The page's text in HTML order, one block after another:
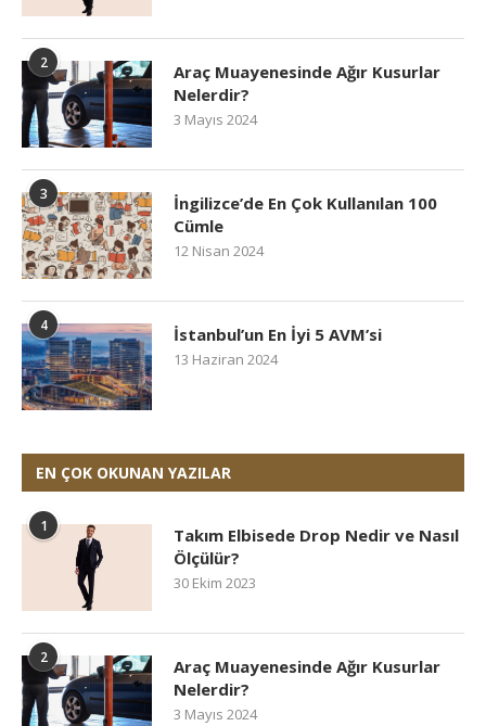
2
Araç Muayenesinde Ağır Kusurlar
Nelerdir?
3 Mayıs 2024
3
İngilizce’de En Çok Kullanılan 100
Cümle
12 Nisan 2024
4 İstanbul’un En İyi 5 AVM’si
13 Haziran 2024
EN ÇOK OKUNAN YAZILAR
1
Takım Elbisede Drop Nedir ve Nasıl
Ölçülür?
30 Ekim 2023
2
Araç Muayenesinde Ağır Kusurlar
Nelerdir?
3 Mayıs 2024